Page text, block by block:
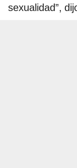
sexualidad”,